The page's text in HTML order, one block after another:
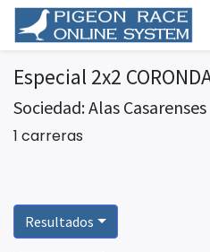
Especial 2x2
Sociedad: Alas Casarenses
1 carreras
Resultados